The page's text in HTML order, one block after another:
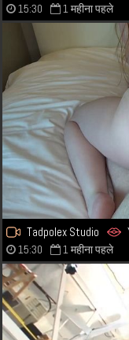
15:30 1 महीना पहले
Tadpolex Studio
15:30 1 महीना पहले